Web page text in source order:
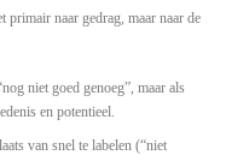
primair naar gedrag, maar naar de
niet goed genoeg”, maar als
en potentieel.
van snel te labelen (“niet